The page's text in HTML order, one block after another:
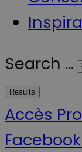
Search ...
Results
Accès Pro
Facebook